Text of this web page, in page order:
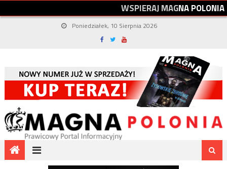
WSPIERAJMAGNAPOLONIA
Poniedziałek, 10 Sierpnia 2026